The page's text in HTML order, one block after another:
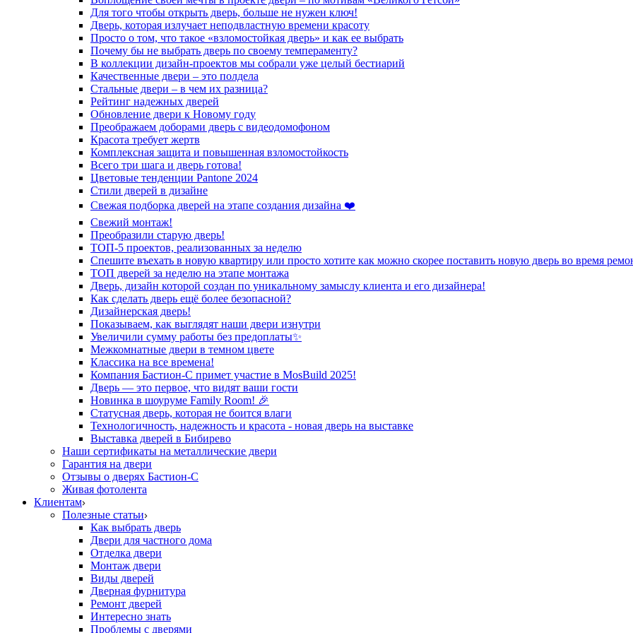
Для того чтобы открыть дверь, больше не нужен ключ!
Дверь, которая излучает неподвластную времени красоту
Просто о том, что такое «взломостойкая дверь» и как ее выбрать
Почему бы не выбрать дверь по своему темпераменту?
В коллекции дизайн-проектов мы собрали уже целый бестиарий
Качественные двери – это полдела
Стальные двери – в чем их разница?
Рейтинг надежных дверей
Обновление двери к Новому году
Преображаем доборами дверь с видеодомофоном
Красота требует жертв
Комплексная защита и повышенная взломостойкость
Всего три шага и дверь готова!
Цветовые тенденции Pantone 2024
Стили дверей в дизайне
Свежая подборка дверей на этапе создания дизайна ❤️
Свежий монтаж!
Преобразили старую дверь!
ТОП-5 проектов, реализованных за неделю
Спешите въехать в новую квартиру или просто хотите как можно скорее поставить новую дверь во время
ТОП дверей за неделю на этапе монтажа
Дверь, дизайн которой создан по уникальному замыслу клиента и его дизайнера!
Как сделать дверь ещё более безопасной?
Дизайнерская дверь!
Показываем, как выглядят наши двери изнутри
Увеличили сумму работы без предоплаты✨
Межкомнатные двери в темном цвете
Классика на все времена!
Компания Бастион-С примет участие в MosBuild 2025!
Дверь — это первое, что видят ваши гости
Новинка в шоуруме Family Room! 🎉
Статусная дверь, которая не боится влаги
Технологичность, надежность и красота - новая дверь на выставке
Выставка дверей в Бибирево
Наши сертификаты на металлические двери
Гарантия на двери
Отзывы о дверях Бастион-С
Живая фотолента
Клиентам
Полезные статьи
Как выбрать дверь
Двери для частного дома
Отделка двери
Монтаж двери
Виды дверей
Дверная фурнитура
Ремонт дверей
Интересно знать
Проблемы с дверями